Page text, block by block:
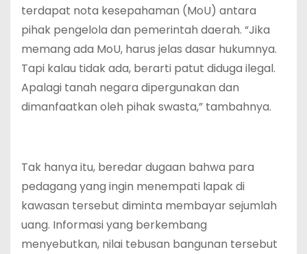
terdapat nota kesepahaman (MoU) antara
pihak pengelola dan pemerintah daerah. “Jika
memang ada MoU, harus jelas dasar hukumnya.
Tapi kalau tidak ada, berarti patut diduga ilegal.
Apalagi tanah negara dipergunakan dan
dimanfaatkan oleh pihak swasta,” tambahnya.
Tak hanya itu, beredar dugaan bahwa para
pedagang yang ingin menempati lapak di
kawasan tersebut diminta membayar sejumlah
uang. Informasi yang berkembang
menyebutkan, nilai tebusan bangunan tersebut